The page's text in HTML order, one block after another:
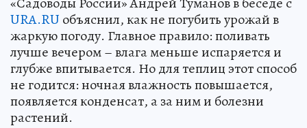
URA.RU объяснил, как не погубить урожай в
жаркую погоду. Главное правило: поливать
лучше вечером – влага меньше испаряется и
глубже впитывается. Но для теплиц этот способ
не годится: ночная влажность повышается,
появляется конденсат, а за ним и болезни
растений.